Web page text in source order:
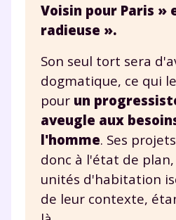
Voisin pour Paris »
radieuse ».
Son seul tort sera
dogmatique, ce qui
pour un
aveugle aux
l'homme. Ses
donc à l'état de plan,
unités d'habitation
de leur contexte,